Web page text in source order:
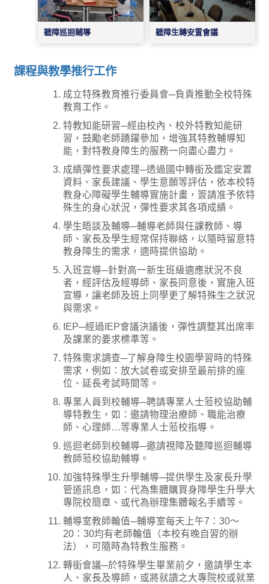
聽障巡迴輔導 聽障生轉安置會議
課程與教學推行工作
成立特殊教育推行委員會─負責推動全校特殊
教育工作。
特教知能研習─經由校內、校外特教知能研
習，鼓勵老師踴躍參加，增強其特教輔導知
能，對特教身障生的服務一向盡心盡力。
成績彈性要求處理─透過國中轉銜及鑑定安置
資料、家長建議、學生意願等評估，依本校特
教身心障礙學生輔導實施計畫，簽請准予依特
殊生的身心狀況，彈性要求其各項成績。
學生晤談及輔導─輔導老師與任課教師、導
師、家長及學生經常保持聯絡，以隨時留意特
教身障生的需求，適時提供協助。
入班宣導─針對高一新生班級適應狀況不良
者，經評估及經導師、家長同意後，實施入班
宣導，讓老師及班上同學更了解特殊生之狀況
與需求。
IEP─經過IEP會議決議後，彈性調整其出席率
及課業的要求標準等。
特殊需求調查─了解身障生校園學習時的特殊
需求，例如：放大試卷或安排至最前排的座
位、延長考試時間等。
專業人員到校輔導─聘請專業人士蒞校協助輔
導特教生，如：邀請物理治療師、職能治療
師、心理師…等專業人士蒞校指導。
巡迴老師到校輔導─邀請視障及聽障巡迴輔導
教師蒞校協助輔導。
加強特殊學生升學輔導─提供學生及家長升學
管道訊息，如：代為集體購買身障學生升學大
專院校簡章、或代為辦理集體報名手續等。
輔導室教師輪值─輔導室每天上午7：30～
20：30均有老師輪值（本校有晚自習的辦
法），可隨時為特教生服務。
轉銜會議─於特殊學生畢業前夕，邀請學生本
人、家長及導師，或將就讀之大專院校或就業